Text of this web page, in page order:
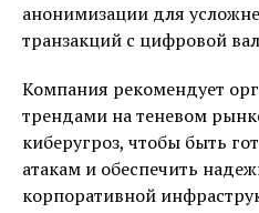
анонимизации для
транзакций с цифровой
Компания рекомендует
трендами на теневом
киберугроз, чтобы быть
атакам и обеспечить
корпоративной